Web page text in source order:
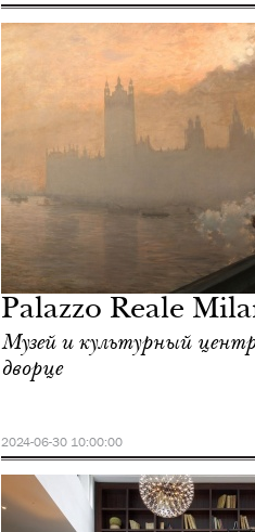
Palazzo Reale
Музей и культурный
дворце
2024-06-30 10:00:00